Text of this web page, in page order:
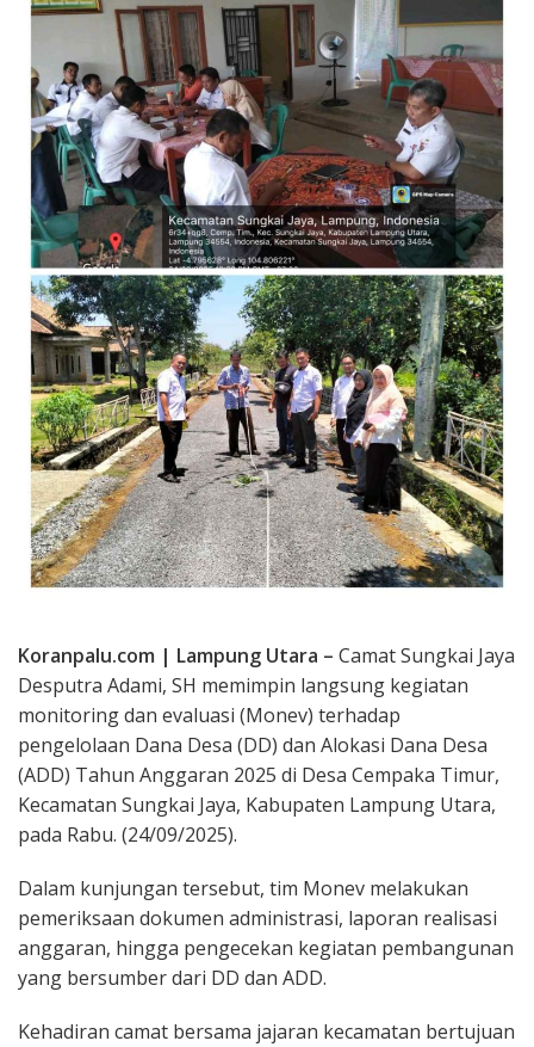
Koranpalu.com | Lampung Utara – Camat Sungkai Jaya
Desputra Adami, SH memimpin langsung kegiatan
monitoring dan evaluasi (Monev) terhadap
pengelolaan Dana Desa (DD) dan Alokasi Dana Desa
(ADD) Tahun Anggaran 2025 di Desa Cempaka Timur,
Kecamatan Sungkai Jaya, Kabupaten Lampung Utara,
pada Rabu. (24/09/2025).
Dalam kunjungan tersebut, tim Monev melakukan
pemeriksaan dokumen administrasi, laporan realisasi
anggaran, hingga pengecekan kegiatan pembangunan
yang bersumber dari DD dan ADD.
Kehadiran camat bersama jajaran kecamatan bertujuan